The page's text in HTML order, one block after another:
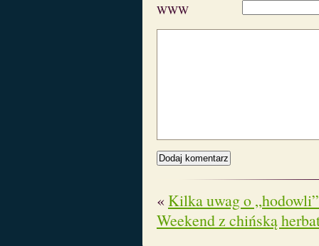
WWW
«Kilka uwag o
Weekend z chińską